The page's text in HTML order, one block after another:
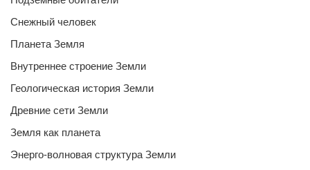
Снежный человек
Планета Земля
Внутреннее строение Земли
Геологическая история Земли
Древние сети Земли
Земля как планета
Энерго-волновая структура Земли